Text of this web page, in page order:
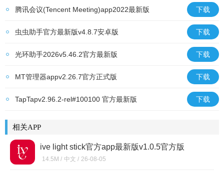
腾讯会议(Tencent Meeting)app2022最新版
v3.44.10.475官方最新版
下载
虫虫助手官方最新版v4.8.7安卓版 下载
光环助手2026v5.46.2官方最新版 下载
MT管理器appv2.26.7官方正式版 下载
TapTapv2.96.2-rel#100100 官方最新版 下载
相关APP
ive light stick官方app最新版v1.0.5官方版
14.5M / 中文 / 26-08-05